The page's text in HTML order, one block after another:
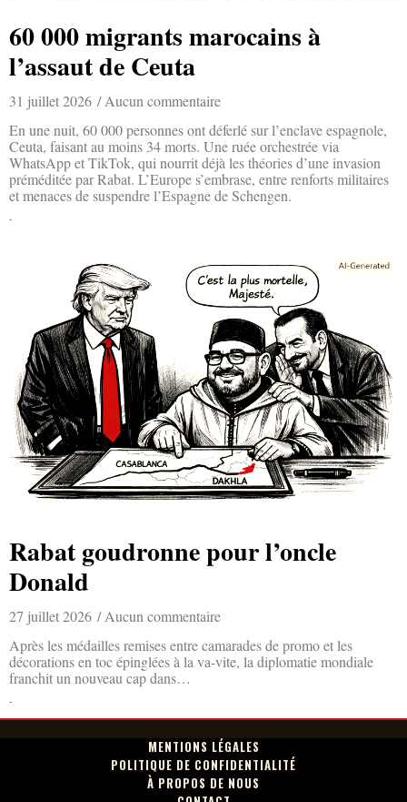
60 000 migrants marocains à
l’assaut de Ceuta
31 juillet 2026
Aucun commentaire
En une nuit, 60 000 personnes ont déferlé sur l’enclave espagnole,
Ceuta, faisant au moins 34 morts. Une ruée orchestrée via
WhatsApp et TikTok, qui nourrit déjà les théories d’une invasion
préméditée par Rabat. L’Europe s’embrase, entre renforts militaires
et menaces de suspendre l’Espagne de Schengen.
Rabat goudronne pour l’oncle
Donald
27 juillet 2026
Aucun commentaire
Après les médailles remises entre camarades de promo et les
décorations en toc épinglées à la va-vite, la diplomatie mondiale
franchit un nouveau cap dans…
MENTIONS LÉGALES
POLITIQUE DE CONFIDENTIALITÉ
À PROPOS DE NOUS